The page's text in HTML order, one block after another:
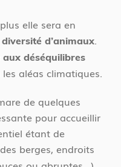
elle sera en
diversité d’animaux.
aux déséquilibres
aléas climatiques.
de quelques
pour accueillir
étant de
berges, endroits